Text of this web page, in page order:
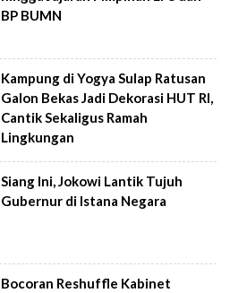
BP BUMN
Kampung di Yogya Sulap Ratusan
Galon Bekas Jadi Dekorasi HUT RI,
Cantik Sekaligus Ramah
Lingkungan
Siang Ini, Jokowi Lantik Tujuh
Gubernur di Istana Negara
Bocoran Reshuffle Kabinet